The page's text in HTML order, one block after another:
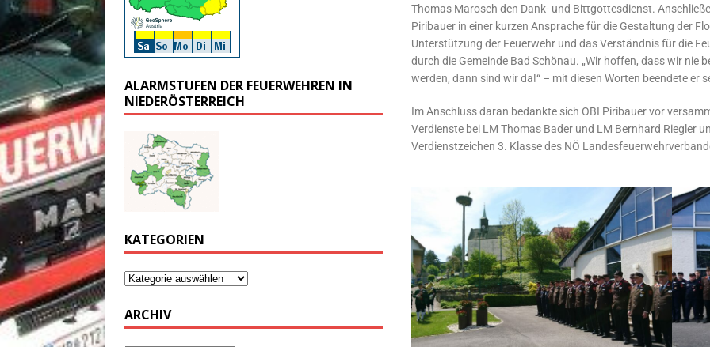
Thomas Marosch den Dank- und Bittgottesdienst.
Piribauer in einer kurzen Ansprache für die Gestaltung der
Unterstützung der Feuerwehr und das Verständnis für die
durch die Gemeinde Bad Schönau. „Wir hoffen, dass wir nie
werden, dann sind wir da!“ – mit diesen Worten beendete er
Im Anschluss daran bedankte sich OBI Piribauer vor
Verdienste bei LM Thomas Bader und LM Bernhard Riegler
Verdienstzeichen 3. Klasse des NÖ
ALARMSTUFEN DER FEUERWEHREN IN
NIEDERÖSTERREICH
KATEGORIEN
ARCHIV